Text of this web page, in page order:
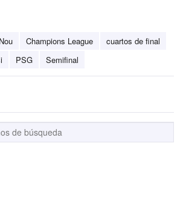
Champions League
cuartos de final
PSG Semifinal